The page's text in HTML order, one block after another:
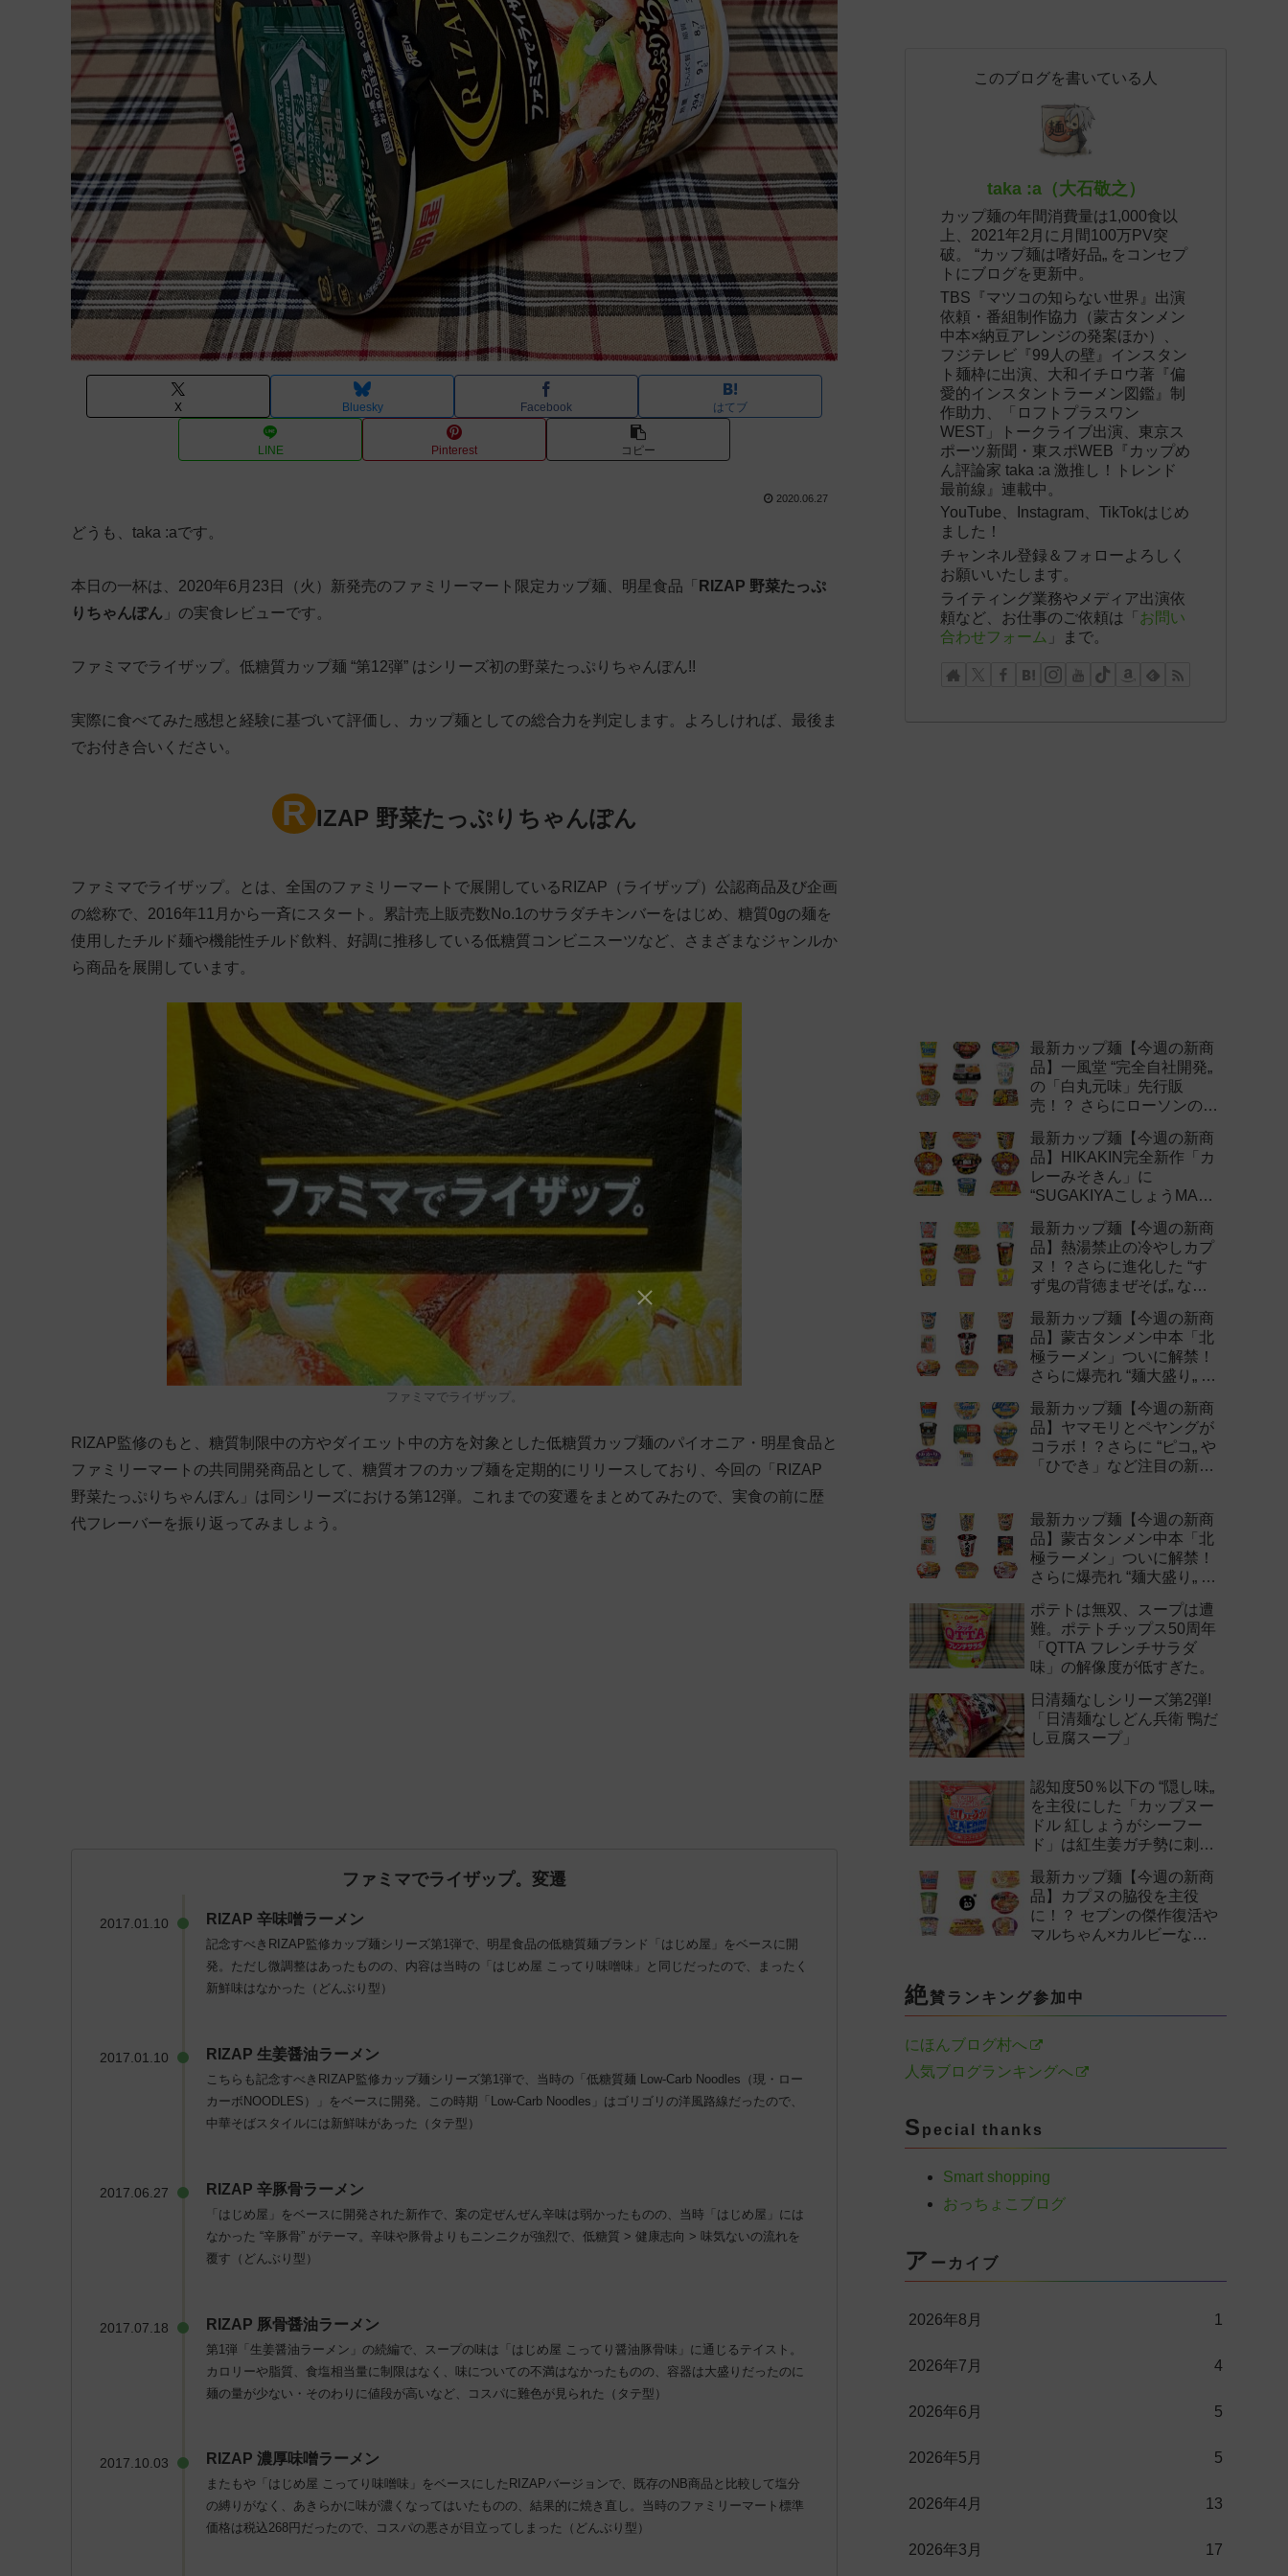
X Bluesky Facebook はてブ
LINE Pinterest コピー
2020.06.27
どうも、taka :aです。
本日の一杯は、2020年6月23日（火）新発売のファミリーマート限定カップ麺、明星食品「 RIZAP 野菜たっぷ
りちゃんぽん 」の実食レビューです。
ファミマでライザップ。低糖質カップ麺 “第12弾” はシリーズ初の野菜たっぷりちゃんぽん!!
実際に食べてみた感想と経験に基づいて評価し、カップ麺としての総合力を判定します。よろしければ、最後ま
でお付き合いください。
R IZAP 野菜たっぷりちゃんぽん
ファミマでライザップ。とは、全国のファミリーマートで展開しているRIZAP（ライザップ）公認商品及び企画
の総称で、2016年11月から一斉にスタート。累計売上販売数No.1のサラダチキンバーをはじめ、糖質0gの麺を
使用したチルド麺や機能性チルド飲料、好調に推移している低糖質コンビニスーツなど、さまざまなジャンルか
ら商品を展開しています。
ファミマでライザップ。
RIZAP監修のもと、糖質制限中の方やダイエット中の方を対象とした低糖質カップ麺のパイオニア・明星食品と
ファミリーマートの共同開発商品として、糖質オフのカップ麺を定期的にリリースしており、今回の「RIZAP
野菜たっぷりちゃんぽん」は同シリーズにおける第12弾。これまでの変遷をまとめてみたので、実食の前に歴
代フレーバーを振り返ってみましょう。
ファミマでライザップ。変遷
2017.01.10 RIZAP 辛味噌ラーメン
記念すべきRIZAP監修カップ麺シリーズ第1弾で、明星食品の低糖質麺ブランド「はじめ屋」をベースに開
発。ただし微調整はあったものの、内容は当時の「はじめ屋 こってり味噌味」と同じだったので、まったく
新鮮味はなかった（どんぶり型）
2017.01.10 RIZAP 生姜醤油ラーメン
こちらも記念すべきRIZAP監修カップ麺シリーズ第1弾で、当時の「低糖質麺 Low-Carb Noodles（現・ロー
カーボNOODLES）」をベースに開発。この時期「Low-Carb Noodles」はゴリゴリの洋風路線だったので、
中華そばスタイルには新鮮味があった（タテ型）
2017.06.27 RIZAP 辛豚骨ラーメン
「はじめ屋」をベースに開発された新作で、案の定ぜんぜん辛味は弱かったものの、当時「はじめ屋」には
なかった “辛豚骨” がテーマ。辛味や豚骨よりもニンニクが強烈で、低糖質 > 健康志向 > 味気ないの流れを
覆す（どんぶり型）
2017.07.18 RIZAP 豚骨醤油ラーメン
第1弾「生姜醤油ラーメン」の続編で、スープの味は「はじめ屋 こってり醤油豚骨味」に通じるテイスト。
カロリーや脂質、食塩相当量に制限はなく、味についての不満はなかったものの、容器は大盛りだったのに
麺の量が少ない・そのわりに値段が高いなど、コスパに難色が見られた（タテ型）
2017.10.03 RIZAP 濃厚味噌ラーメン
またもや「はじめ屋 こってり味噌味」をベースにしたRIZAPバージョンで、既存のNB商品と比較して塩分
の縛りがなく、あきらかに味が濃くなってはいたものの、結果的に焼き直し。当時のファミリーマート標準
価格は税込268円だったので、コスパの悪さが目立ってしまった（どんぶり型）
このブログを書いている人
taka :a（大石敬之）
カップ麺の年間消費量は1,000食以
上、2021年2月に月間100万PV突
破。 “カップ麺は嗜好品„ をコンセプ
トにブログを更新中。
TBS『マツコの知らない世界』出演
依頼・番組制作協力（蒙古タンメン
中本×納豆アレンジの発案ほか）、
フジテレビ『99人の壁』インスタン
ト麺枠に出演、大和イチロウ著『偏
愛的インスタントラーメン図鑑』制
作助力、「ロフトプラスワン
WEST」トークライブ出演、東京ス
ポーツ新聞・東スポWEB『カップめ
ん評論家 taka :a 激推し！トレンド
最前線』連載中。
YouTube、Instagram、TikTokはじめ
ました！
チャンネル登録＆フォローよろしく
お願いいたします。
ライティング業務やメディア出演依
頼など、お仕事のご依頼は「 お問い
合わせフォーム 」まで。
最新カップ麺【今週の新商
品】一風堂 “完全自社開発„
の「白丸元味」先行販
売！？ さらにローソンの激
新作まとめ！
最新カップ麺【今週の新商
品】HIKAKIN完全新作「カ
レーみそきん」に
“SUGAKIYAこしょうMAX„
最新カップ麺【今週の新商
品】熱湯禁止の冷やしカプ
ヌ！？さらに進化した “す
ず鬼の背徳まぜそば„ など
最新カップ麺【今週の新商
品】蒙古タンメン中本「北
極ラーメン」ついに解禁！
さらに爆売れ “麺大盛り„ シ
作まとめ！
最新カップ麺【今週の新商
品】ヤマモリとペヤングが
コラボ！？さらに “ピコ„ や
「ひでき」など注目の新作
最新カップ麺【今週の新商
品】蒙古タンメン中本「北
極ラーメン」ついに解禁！
さらに爆売れ “麺大盛り„ シ
作まとめ！
ポテトは無双、スープは遭
難。ポテトチップス50周年
「QTTA フレンチサラダ
味」の解像度が低すぎた。
日清麺なしシリーズ第2弾!
「日清麺なしどん兵衛 鴨だ
し豆腐スープ」
認知度50％以下の “隠し味„
を主役にした「カップヌー
ドル 紅しょうがシーフー
ド」は紅生姜ガチ勢に刺さ
最新カップ麺【今週の新商
品】カプヌの脇役を主役
に！？ セブンの傑作復活や
マルちゃん×カルビーなど
絶賛ランキング参加中
にほんブログ村へ
人気ブログランキングへ
S pecial thanks
Smart shopping
おっちょこブログ
ア ーカイブ
2026年8月 1
2026年7月 4
2026年6月 5
2026年5月 5
2026年4月 13
2026年3月 17